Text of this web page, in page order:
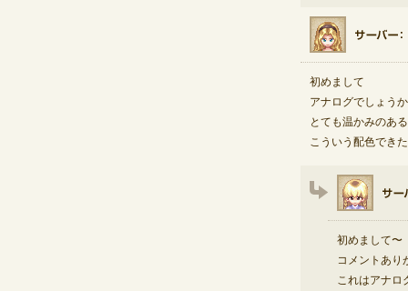
初めまして
アナログでしょう
とても温かみのあ
こういう配色でき
初めまして〜
コメントあり
これはアナロ